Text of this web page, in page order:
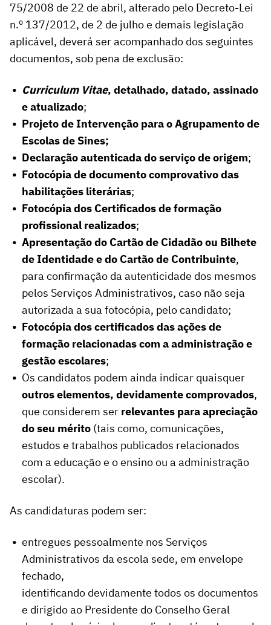
75/2008 de 22 de abril, alterado pelo Decreto-Lei
n.º 137/2012, de 2 de julho e demais legislação
aplicável, deverá ser acompanhado dos seguintes
documentos, sob pena de exclusão:
Curriculum Vitae, detalhado, datado, assinado
e atualizado;
Projeto de Intervenção para o Agrupamento de
Escolas de Sines;
Declaração autenticada do serviço de origem;
Fotocópia de documento comprovativo das
habilitações literárias;
Fotocópia dos Certificados de formação
profissional realizados;
Apresentação do Cartão de Cidadão ou Bilhete
de Identidade e do Cartão de Contribuinte,
para confirmação da autenticidade dos mesmos
pelos Serviços Administrativos, caso não seja
autorizada a sua fotocópia, pelo candidato;
Fotocópia dos certificados das ações de
formação relacionadas com a administração e
gestãoescolares;
Os candidatos podem ainda indicar quaisquer
outros elementos, devidamente comprovados,
que considerem ser relevantes para apreciação
do seu mérito (tais como, comunicações,
estudos e trabalhos publicados relacionados
com a educação e o ensino ou a administração
escolar).
As candidaturas podem ser:
entregues pessoalmente nos Serviços
Administrativos da escola sede, em envelope
fechado,
identificando devidamente todos os documentos
e dirigido ao Presidente do Conselho Geral